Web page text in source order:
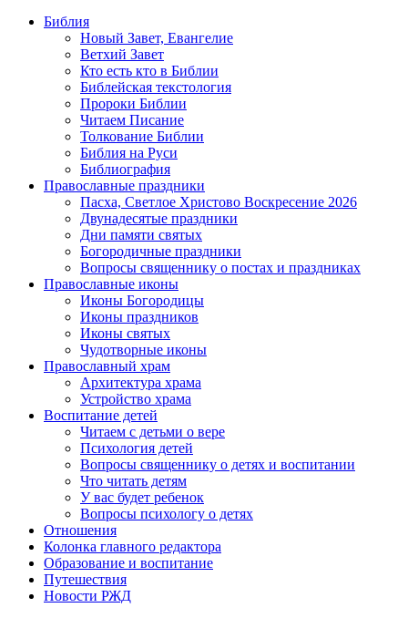
Библия
Новый Завет, Евангелие
Ветхий Завет
Кто есть кто в Библии
Библейская текстология
Пророки Библии
Читаем Писание
Толкование Библии
Библия на Руси
Библиография
Православные праздники
Пасха, Светлое Христово Воскресение 2026
Двунадесятые праздники
Дни памяти святых
Богородичные праздники
Вопросы священнику о постах и праздниках
Православные иконы
Иконы Богородицы
Иконы праздников
Иконы святых
Чудотворные иконы
Православный храм
Архитектура храма
Устройство храма
Воспитание детей
Читаем с детьми о вере
Психология детей
Вопросы священнику о детях и воспитании
Что читать детям
У вас будет ребенок
Вопросы психологу о детях
Отношения
Колонка главного редактора
Образование и воспитание
Путешествия
Новости РЖД